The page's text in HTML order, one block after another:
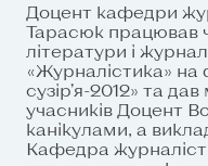
Доцент кафедри
Тарасюк працював
літератури і
«Журналістика» на
сузір’я-2012» та
учасників Доцент
канікулами, а
Кафедра